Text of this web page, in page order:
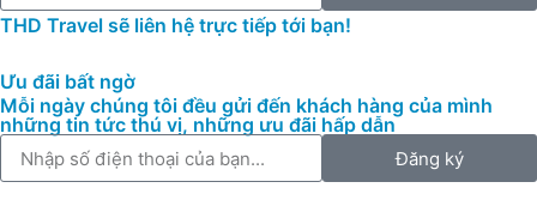
THD Travel sẽ liên hệ trực tiếp tới bạn!
Ưu đãi bất ngờ
Mỗi ngày chúng tôi đều gửi đến khách hàng của mình
những tin tức thú vị, những ưu đãi hấp dẫn
Đăng ký